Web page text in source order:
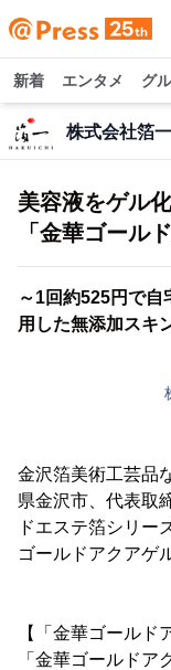
新着 エンタメ グ
株式会社箔一
美容液をゲル
「金華ゴール
～1回約525円で
用した無添加スキ
金沢箔美術工芸品
県金沢市、代表取
ドエステ箔シリー
ゴールドアクアゲ
【「金華ゴールド
「金華ゴールド